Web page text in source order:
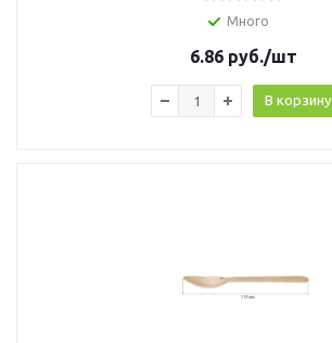
Много
6.86 руб./шт
В корзину